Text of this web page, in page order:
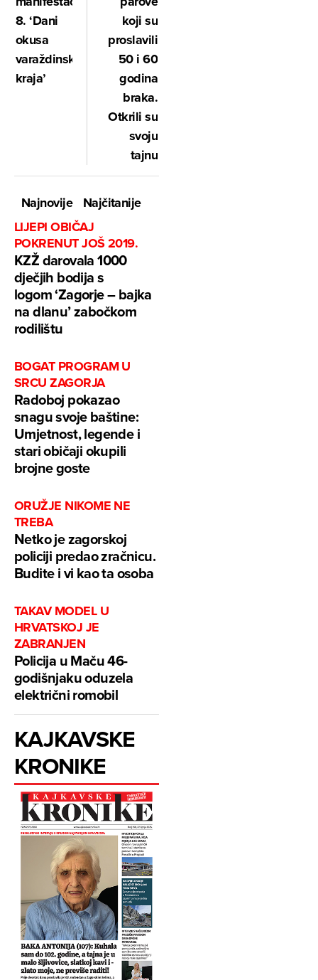
8. ‘Dani
okusa
varaždinskoga
kraja’
koji su
proslavili
50 i 60
godina
braka.
Otkrili su
svoju
tajnu
Najnovije
Najčitanije
LIJEPI OBIČAJ
POKRENUT JOŠ 2019.
KZŽ darovala 1000
dječjih bodija s
logom ‘Zagorje – bajka
na dlanu’ zabočkom
rodilištu
BOGAT PROGRAM U
SRCU ZAGORJA
Radoboj pokazao
snagu svoje baštine:
Umjetnost, legende i
stari običaji okupili
brojne goste
ORUŽJE NIKOME NE
TREBA
Netko je zagorskoj
policiji predao zračnicu.
Budite i vi kao ta osoba
TAKAV MODEL U
HRVATSKOJ JE
ZABRANJEN
Policija u Maču 46-
godišnjaku oduzela
električni romobil
KAJKAVSKE
KRONIKE